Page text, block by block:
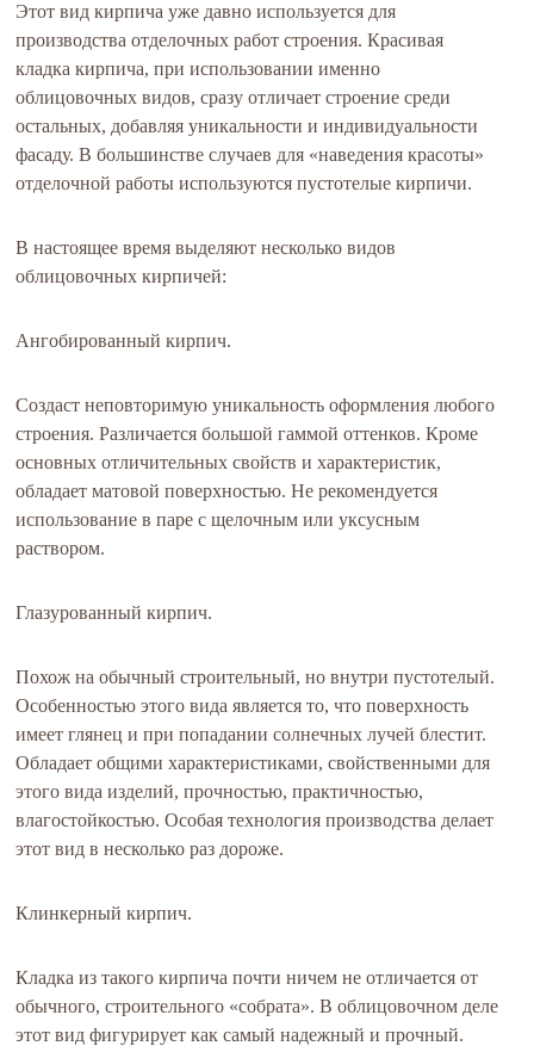
Этот вид кирпича уже давно используется для
производства отделочных работ строения. Красивая
кладка кирпича, при использовании именно
облицовочных видов, сразу отличает строение среди
остальных, добавляя уникальности и индивидуальности
фасаду. В большинстве случаев для «наведения красоты»
отделочной работы используются пустотелые кирпичи.
В настоящее время выделяют несколько видов
облицовочных кирпичей:
Ангобированный кирпич.
Создаст неповторимую уникальность оформления любого
строения. Различается большой гаммой оттенков. Кроме
основных отличительных свойств и характеристик,
обладает матовой поверхностью. Не рекомендуется
использование в паре с щелочным или уксусным
раствором.
Глазурованный кирпич.
Похож на обычный строительный, но внутри пустотелый.
Особенностью этого вида является то, что поверхность
имеет глянец и при попадании солнечных лучей блестит.
Обладает общими характеристиками, свойственными для
этого вида изделий, прочностью, практичностью,
влагостойкостью. Особая технология производства делает
этот вид в несколько раз дороже.
Клинкерный кирпич.
Кладка из такого кирпича почти ничем не отличается от
обычного, строительного «собрата». В облицовочном деле
этот вид фигурирует как самый надежный и прочный.